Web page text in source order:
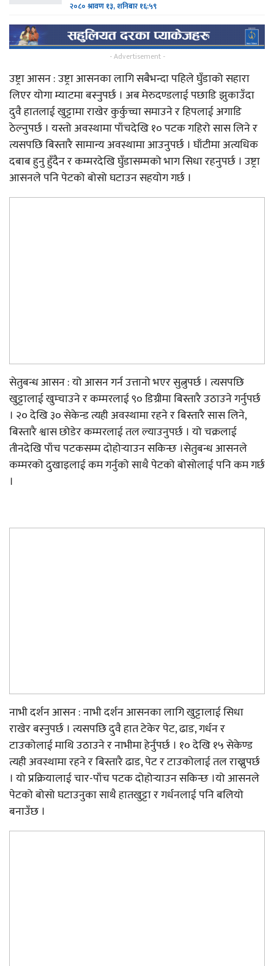
२०८० श्रावण १३, शनिबार १६:५९
- Advertisement -
उष्ट्रा आसन : उष्ट्रा आसनका लागि सबैभन्दा पहिले घुँडाको सहारा
लिएर योगा म्याटमा बस्नुपर्छ । अब मेरुदण्डलाई पछाडि झुकाउँदा
दुवै हातलाई खुट्टामा राखेर कुर्कुच्चा समाउने र हिपलाई अगाडि
ठेल्नुपर्छ । यस्तो अवस्थामा पाँचदेखि १० पटक गहिरो सास लिने र
त्यसपछि बिस्तारै सामान्य अवस्थामा आउनुपर्छ । घाँटीमा अत्यधिक
दबाब हुनु हुँदैन र कम्मरदेखि घुँडासम्मको भाग सिधा रहनुपर्छ । उष्ट्रा
आसनले पनि पेटको बोसो घटाउन सहयोग गर्छ ।
सेतुबन्ध आसन : यो आसन गर्न उत्तानो भएर सुत्नुपर्छ । त्यसपछि
खुट्टालाई खुम्चाउने र कम्मरलाई ९० डिग्रीमा बिस्तारै उठाउने गर्नुपर्छ
। २० देखि ३० सेकेन्ड त्यही अवस्थामा रहने र बिस्तारै सास लिने,
बिस्तारै श्वास छोडेर कम्मरलाई तल ल्याउनुपर्छ । यो चक्रलाई
तीनदेखि पाँच पटकसम्म दोहोर्‍याउन सकिन्छ ।सेतुबन्ध आसनले
कम्मरको दुखाइलाई कम गर्नुको साथै पेटको बोसोलाई पनि कम गर्छ
।
नाभी दर्शन आसन : नाभी दर्शन आसनका लागि खुट्टालाई सिधा
राखेर बस्नुपर्छ । त्यसपछि दुवै हात टेकेर पेट, ढाड, गर्धन र
टाउकोलाई माथि उठाउने र नाभीमा हेर्नुपर्छ । १० देखि १५ सेकेण्ड
त्यही अवस्थामा रहने र बिस्तारै ढाड, पेट र टाउकोलाई तल राख्नुपर्छ
। यो प्रक्रियालाई चार-पाँच पटक दोहोर्‍याउन सकिन्छ ।यो आसनले
पेटको बोसो घटाउनुका साथै हातखुट्टा र गर्धनलाई पनि बलियो
बनाउँछ ।